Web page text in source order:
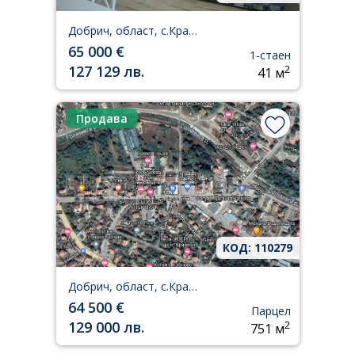
Добрич, област, с.Кранево
65 000 €
127 129 лв.
1-стаен
41 м2
Продава
КОД: 110279
Добрич, област, с.Кранево
64 500 €
129 000 лв.
Парцел
751 м2